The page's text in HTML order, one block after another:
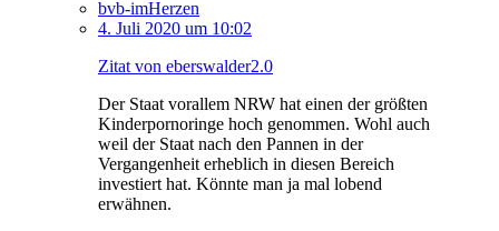
bvb-imHerzen
4. Juli 2020 um 10:02
Zitat von eberswalder2.0
Der Staat vorallem NRW hat einen der größten
Kinderpornoringe hoch genommen. Wohl auch
weil der Staat nach den Pannen in der
Vergangenheit erheblich in diesen Bereich
investiert hat. Könnte man ja mal lobend
erwähnen.